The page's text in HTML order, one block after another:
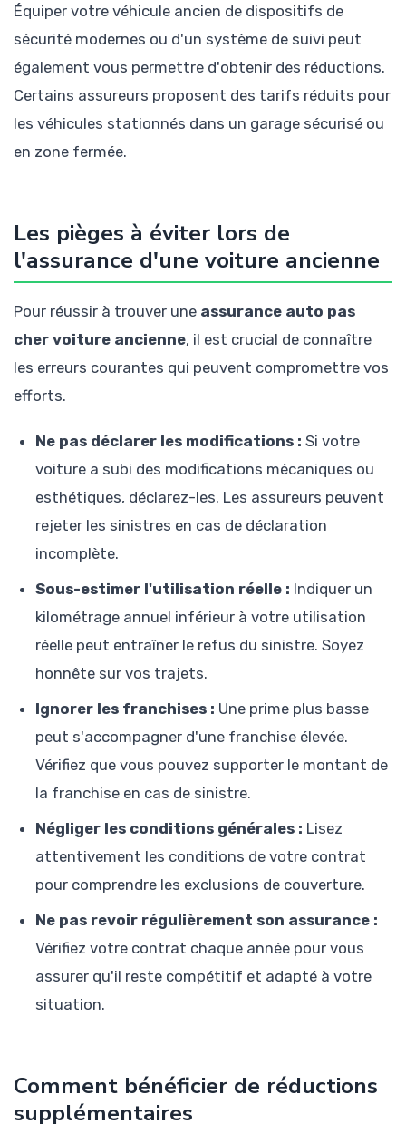
Équiper votre véhicule ancien de dispositifs de
sécurité modernes ou d'un système de suivi peut
également vous permettre d'obtenir des réductions.
Certains assureurs proposent des tarifs réduits pour
les véhicules stationnés dans un garage sécurisé ou
en zone fermée.
Les pièges à éviter lors de
l'assurance d'une voiture ancienne
Pour réussir à trouver une assurance auto pas
cher voiture ancienne, il est crucial de connaître
les erreurs courantes qui peuvent compromettre vos
efforts.
Ne pas déclarer les modifications : Si votre
voiture a subi des modifications mécaniques ou
esthétiques, déclarez-les. Les assureurs peuvent
rejeter les sinistres en cas de déclaration
incomplète.
Sous-estimer l'utilisation réelle : Indiquer un
kilométrage annuel inférieur à votre utilisation
réelle peut entraîner le refus du sinistre. Soyez
honnête sur vos trajets.
Ignorer les franchises : Une prime plus basse
peut s'accompagner d'une franchise élevée.
Vérifiez que vous pouvez supporter le montant de
la franchise en cas de sinistre.
Négliger les conditions générales : Lisez
attentivement les conditions de votre contrat
pour comprendre les exclusions de couverture.
Ne pas revoir régulièrement son assurance :
Vérifiez votre contrat chaque année pour vous
assurer qu'il reste compétitif et adapté à votre
situation.
Comment bénéficier de réductions
supplémentaires